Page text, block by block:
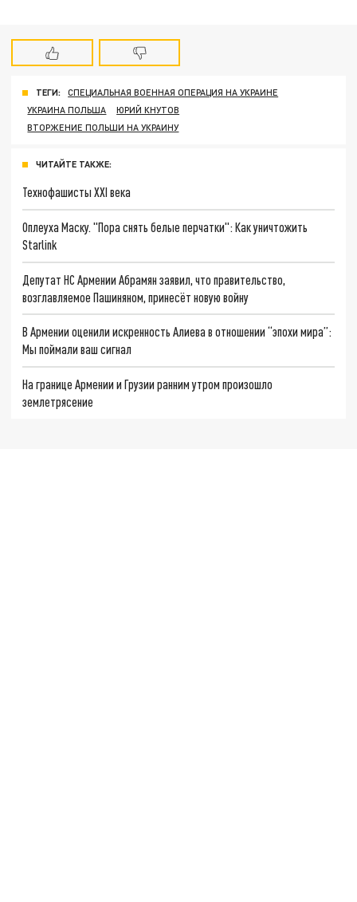
ТЕГИ:
СПЕЦИАЛЬНАЯ ВОЕННАЯ ОПЕРАЦИЯ НА УКРАИНЕ
УКРАИНА ПОЛЬША
ЮРИЙ КНУТОВ
ВТОРЖЕНИЕ ПОЛЬШИ НА УКРАИНУ
ЧИТАЙТЕ ТАКЖЕ:
Технофашисты XXI века
Оплеуха Маску. "Пора снять белые перчатки": Как уничтожить
Starlink
Депутат НС Армении Абрамян заявил, что правительство,
возглавляемое Пашиняном, принесёт новую войну
В Армении оценили искренность Алиева в отношении “эпохи мира”:
Мы поймали ваш сигнал
На границе Армении и Грузии ранним утром произошло
землетрясение